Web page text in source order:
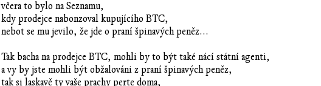
včera to bylo na Seznamu,
kdy prodejce nabonzoval kupujícího BTC,
nebot se mu jevilo, že jde o praní špinavých peněz...
Tak bacha na prodejce BTC, mohli by to být také nácí státní agenti,
a vy by jste mohli být obžalováni z praní špinavých peněz,
tak si laskavě ty vaše prachy perte doma,